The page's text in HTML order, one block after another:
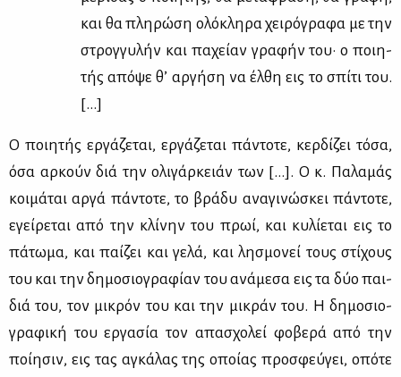
και θα πλη­ρώ­ση ολό­κλη­ρα χει­ρό­γρα­φα με την
στρογ­γυ­λήν και πα­χεί­αν γρα­φήν του· ο ποι­η­
τής από­ψε θ’ αρ­γή­ση να έλ­θη εις το σπί­τι του.
[…]
Ο ποι­η­τής ερ­γά­ζε­ται, ερ­γά­ζε­ται πά­ντο­τε, κερ­δί­ζει τό­σα,
όσα αρ­κούν διά την ολι­γάρ­κειάν των […]. Ο κ. Πα­λα­μάς
κοι­μά­ται αρ­γά πά­ντο­τε, το βρά­δυ ανα­γι­νώ­σκει πά­ντο­τε,
εγεί­ρε­ται από την κλί­νην του πρωί, και κυ­λί­ε­ται εις το
πά­τω­μα, και παί­ζει και γε­λά, και λη­σμο­νεί τους στί­χους
του και την δη­μο­σιο­γρα­φί­αν του ανά­με­σα εις τα δύο παι­
διά του, τον μι­κρόν του και την μι­κράν του. Η δη­μο­σιο­
γρα­φι­κή του ερ­γα­σία τον απα­σχο­λεί φο­βε­ρά από την
ποί­η­σιν, εις τας αγκά­λας της οποί­ας προ­σφεύ­γει, οπό­τε